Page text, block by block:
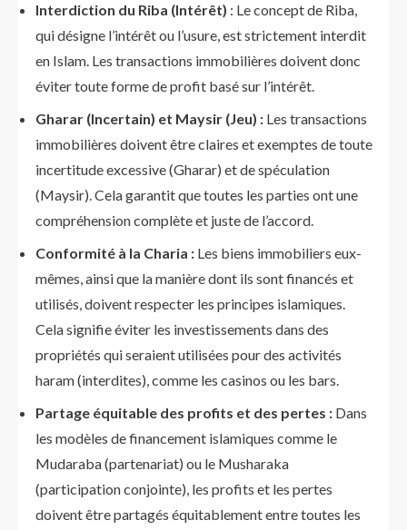
Interdiction du Riba (Intérêt) : Le concept de Riba,
qui désigne l’intérêt ou l’usure, est strictement interdit
en Islam. Les transactions immobilières doivent donc
éviter toute forme de profit basé sur l’intérêt.
Gharar (Incertain) et Maysir (Jeu) : Les transactions
immobilières doivent être claires et exemptes de toute
incertitude excessive (Gharar) et de spéculation
(Maysir). Cela garantit que toutes les parties ont une
compréhension complète et juste de l’accord.
Conformité à la Charia : Les biens immobiliers eux-
mêmes, ainsi que la manière dont ils sont financés et
utilisés, doivent respecter les principes islamiques.
Cela signifie éviter les investissements dans des
propriétés qui seraient utilisées pour des activités
haram (interdites), comme les casinos ou les bars.
Partage équitable des profits et des pertes : Dans
les modèles de financement islamiques comme le
Mudaraba (partenariat) ou le Musharaka
(participation conjointe), les profits et les pertes
doivent être partagés équitablement entre toutes les